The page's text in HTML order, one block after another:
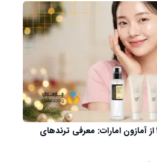
راهنمای خرید کریسمس ۲۰۲۵ از آمازون امارات: معرفی ترندهای